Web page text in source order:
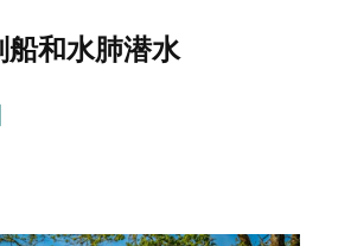
和水肺潜水